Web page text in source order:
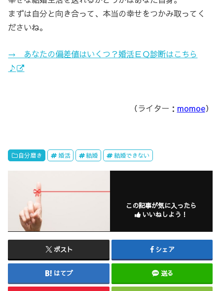
まずは自分と向き合って、本当の幸せをつかみ取ってく
ださいね。
→ あなたの偏差値はいくつ？婚活ＥＱ診断はこちら
♪
（ライター： momoe）
自分磨き 婚活 結婚 結婚できない
この記事が気に入ったら
いいねしよう！
ポスト シェア
はてブ 送る